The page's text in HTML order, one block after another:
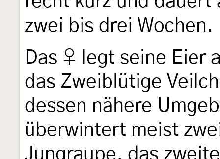
zwei bis drei Wochen.
Das ♀ legt seine Eier
das Zweiblütige
dessen nähere
überwintert meist
Jungraupe, das